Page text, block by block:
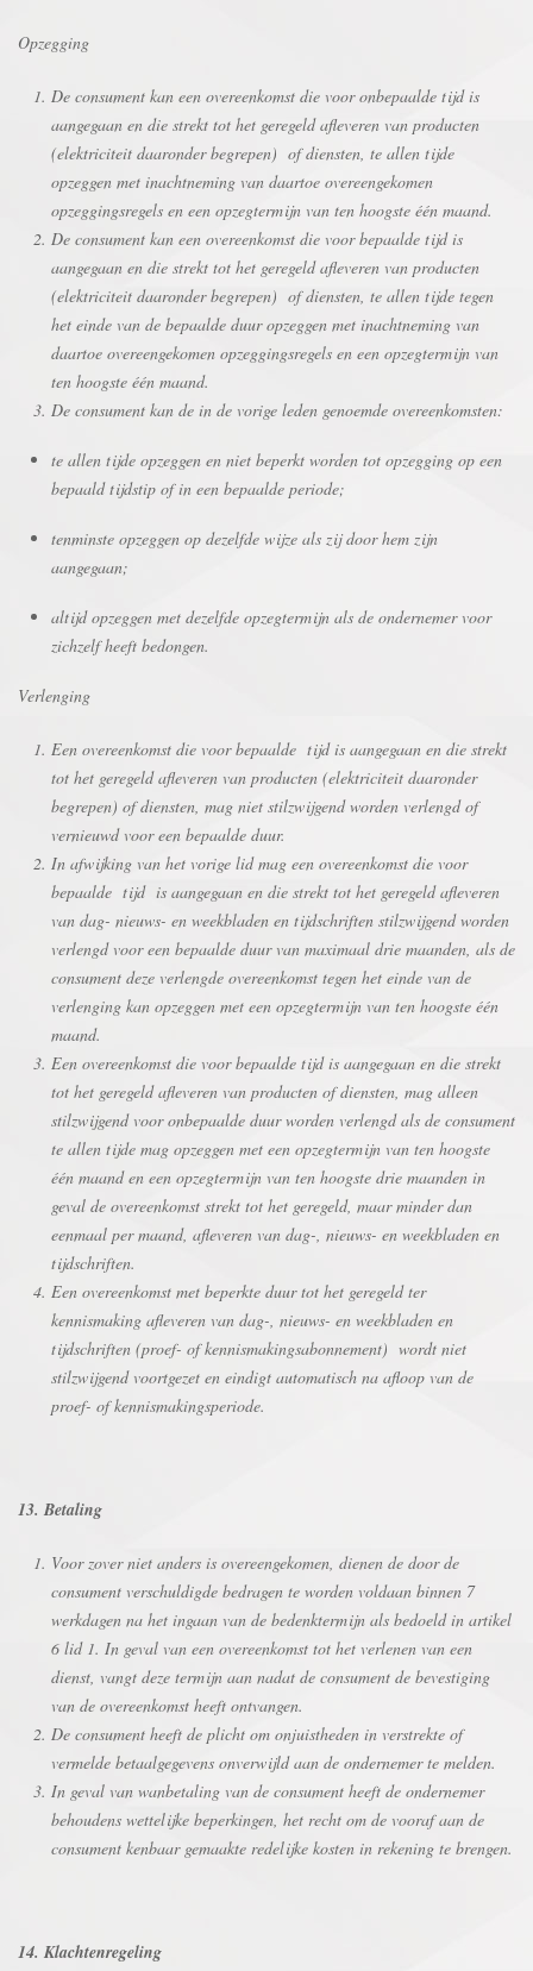
Opzegging
De consument kan een overeenkomst die voor onbepaalde tijd is
aangegaan en die strekt tot het geregeld afleveren van producten
(elektriciteit daaronder begrepen) of diensten, te allen tijde
opzeggen met inachtneming van daartoe overeengekomen
opzeggingsregels en een opzegtermijn van ten hoogste één maand.
De consument kan een overeenkomst die voor bepaalde tijd is
aangegaan en die strekt tot het geregeld afleveren van producten
(elektriciteit daaronder begrepen) of diensten, te allen tijde tegen
het einde van de bepaalde duur opzeggen met inachtneming van
daartoe overeengekomen opzeggingsregels en een opzegtermijn van
ten hoogste één maand.
De consument kan de in de vorige leden genoemde overeenkomsten:
te allen tijde opzeggen en niet beperkt worden tot opzegging op een
bepaald tijdstip of in een bepaalde periode;
tenminste opzeggen op dezelfde wijze als zij door hem zijn
aangegaan;
altijd opzeggen met dezelfde opzegtermijn als de ondernemer voor
zichzelf heeft bedongen.
Verlenging
Een overeenkomst die voor bepaalde tijd is aangegaan en die strekt
tot het geregeld afleveren van producten (elektriciteit daaronder
begrepen) of diensten, mag niet stilzwijgend worden verlengd of
vernieuwd voor een bepaalde duur.
In afwijking van het vorige lid mag een overeenkomst die voor
bepaalde tijd is aangegaan en die strekt tot het geregeld afleveren
van dag- nieuws- en weekbladen en tijdschriften stilzwijgend worden
verlengd voor een bepaalde duur van maximaal drie maanden, als de
consument deze verlengde overeenkomst tegen het einde van de
verlenging kan opzeggen met een opzegtermijn van ten hoogste één
maand.
Een overeenkomst die voor bepaalde tijd is aangegaan en die strekt
tot het geregeld afleveren van producten of diensten, mag alleen
stilzwijgend voor onbepaalde duur worden verlengd als de consument
te allen tijde mag opzeggen met een opzegtermijn van ten hoogste
één maand en een opzegtermijn van ten hoogste drie maanden in
geval de overeenkomst strekt tot het geregeld, maar minder dan
eenmaal per maand, afleveren van dag-, nieuws- en weekbladen en
tijdschriften.
Een overeenkomst met beperkte duur tot het geregeld ter
kennismaking afleveren van dag-, nieuws- en weekbladen en
tijdschriften (proef- of kennismakingsabonnement) wordt niet
stilzwijgend voortgezet en eindigt automatisch na afloop van de
proef- of kennismakingsperiode.
13. Betaling
Voor zover niet anders is overeengekomen, dienen de door de
consument verschuldigde bedragen te worden voldaan binnen 7
werkdagen na het ingaan van de bedenktermijn als bedoeld in artikel
6 lid 1. In geval van een overeenkomst tot het verlenen van een
dienst, vangt deze termijn aan nadat de consument de bevestiging
van de overeenkomst heeft ontvangen.
De consument heeft de plicht om onjuistheden in verstrekte of
vermelde betaalgegevens onverwijld aan de ondernemer te melden.
In geval van wanbetaling van de consument heeft de ondernemer
behoudens wettelijke beperkingen, het recht om de vooraf aan de
consument kenbaar gemaakte redelijke kosten in rekening te brengen.
14. Klachtenregeling